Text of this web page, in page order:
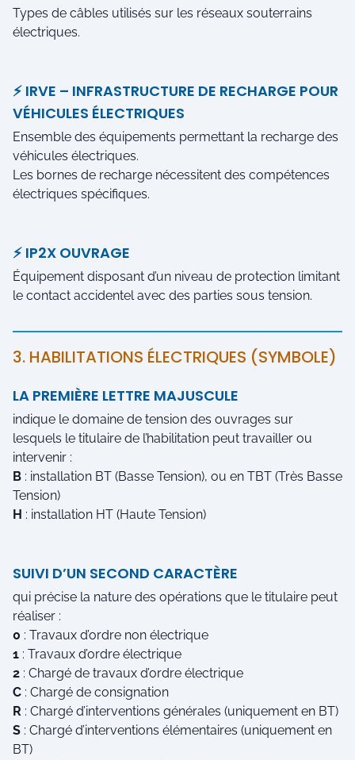
Types de câbles utilisés sur les réseaux souterrains
électriques.
⚡ IRVE – INFRASTRUCTURE DE RECHARGE POUR
VÉHICULES ÉLECTRIQUES
Ensemble des équipements permettant la recharge des
véhicules électriques.
Les bornes de recharge nécessitent des compétences
électriques spécifiques.
⚡ IP2X OUVRAGE
Équipement disposant d’un niveau de protection limitant
le contact accidentel avec des parties sous tension.
3. HABILITATIONS ÉLECTRIQUES (SYMBOLE)
LA PREMIÈRE LETTRE MAJUSCULE
indique le domaine de tension des ouvrages sur
lesquels le titulaire de l’habilitation peut travailler ou
intervenir :
B : installation BT (Basse Tension), ou en TBT (Très Basse
Tension)
H : installation HT (Haute Tension)
SUIVI D’UN SECOND CARACTÈRE
qui précise la nature des opérations que le titulaire peut
réaliser :
0 : Travaux d’ordre non électrique
1 : Travaux d’ordre électrique
2 : Chargé de travaux d’ordre électrique
C : Chargé de consignation
R : Chargé d’interventions générales (uniquement en BT)
S : Chargé d’interventions élémentaires (uniquement en
BT)